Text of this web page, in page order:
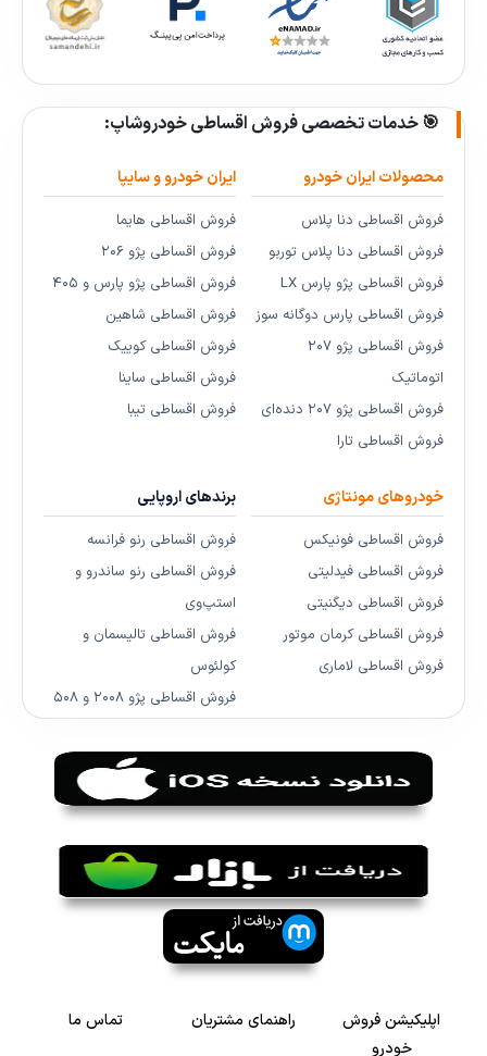
🎯 خدمات تخصصی فروش اقساطی خودروشاپ:
محصولات ایران خودرو
فروش اقساطی دنا پلاس
فروش اقساطی دنا پلاس توربو
فروش اقساطی پژو پارس LX
فروش اقساطی پارس دوگانه سوز
فروش اقساطی پژو ۲۰۷
اتوماتیک
فروش اقساطی پژو ۲۰۷ دنده‌ای
فروش اقساطی تارا
ایران خودرو و سایپا
فروش اقساطی هایما
فروش اقساطی پژو ۲۰۶
فروش اقساطی پژو پارس و ۴۰۵
فروش اقساطی شاهین
فروش اقساطی کوییک
فروش اقساطی ساینا
فروش اقساطی تیبا
خودروهای مونتاژی
فروش اقساطی فونیکس
فروش اقساطی فیدلیتی
فروش اقساطی دیگنیتی
فروش اقساطی کرمان موتور
فروش اقساطی لاماری
برندهای اروپایی
فروش اقساطی رنو فرانسه
فروش اقساطی رنو ساندرو و
استپ‌وی
فروش اقساطی تالیسمان و
کولئوس
فروش اقساطی پژو ۲۰۰۸ و ۵۰۸
اپلیکیشن فروش
خودرو
راهنمای مشتریان تماس ما